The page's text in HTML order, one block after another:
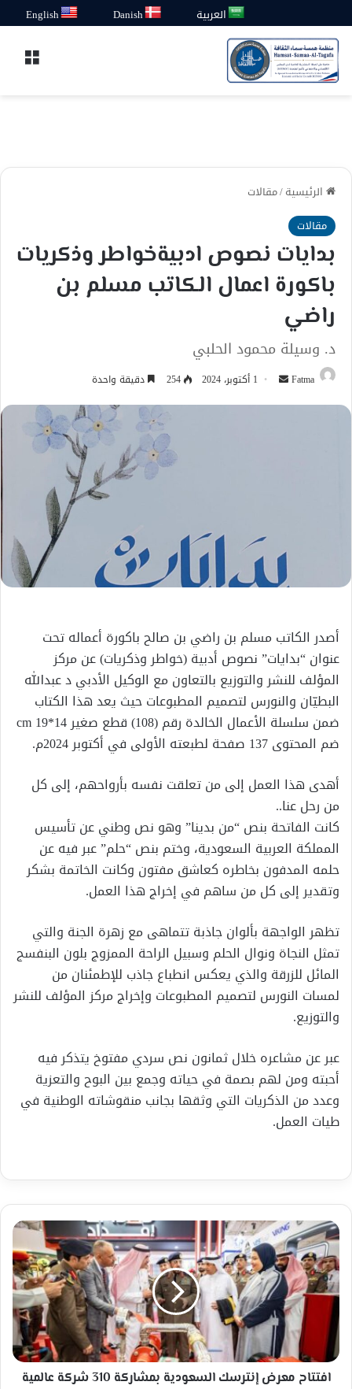
العربية Danish
English
الرئيسية/مقالات
مقالات
بدايات نصوص ادبيةخواطر وذكريات
باكورة اعمال الكاتب مسلم بن
راضي
د. وسيلة محمود الحلبي
Fatma
أرسل 1 أكتوبر، 2024 254 دقيقة واحدة
أصدر الكاتب مسلم بن راضي بن صالح باكورة أعماله تحت
عنوان “بدايات” نصوص أدبية (خواطر وذكريات) عن مركز
المؤلف للنشر والتوزيع بالتعاون مع الوكيل الأدبي د عبدالله
البطيّان والنورس لتصميم المطبوعات حيث يعد هذا الكتاب
ضمن سلسلة الأعمال الخالدة رقم (108) قطع صغير 14*19 cm
ضم المحتوى 137 صفحة لطبعته الأولى في أكتوبر 2024م.
أهدى هذا العمل إلى من تعلقت نفسه بأرواحهم، إلى كل
من رحل عنا..
كانت الفاتحة بنص “من بدينا” وهو نص وطني عن تأسيس
المملكة العربية السعودية، وختم بنص “حلم” عبر فيه عن
حلمه المدفون بخاطره كعاشق مفتون وكانت الخاتمة بشكر
وتقدير إلى كل من ساهم في إخراج هذا العمل.
تظهر الواجهة بألوان جاذبة تتماهى مع زهرة الجنة والتي
تمثل النجاة ونوال الحلم وسبيل الراحة الممزوج بلون البنفسج
المائل للزرقة والذي يعكس انطباع جاذب للإطمئنان من
لمسات النورس لتصميم المطبوعات وإخراج مركز المؤلف للنشر
والتوزيع.
عبر عن مشاعره خلال ثمانون نص سردي مفتوخ يتذكر فيه
أحبته ومن لهم بصمة في حياته وجمع بين البوح والتعزية
وعدد من الذكريات التي وثقها بجانب منقوشاته الوطنية في
طيات العمل.
افتتاح
معرض
إنترسك
السعودية
بمشاركة
310
شركة
عالمية
افتتاح معرض إنترسك السعودية بمشاركة 310 شركة عالمية